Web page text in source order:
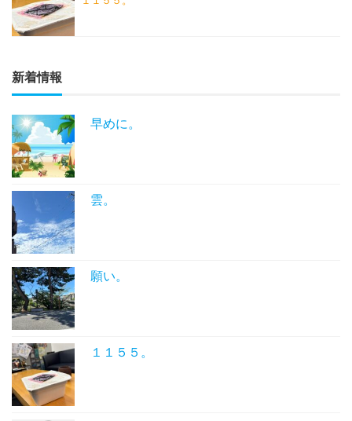
新着情報
早めに。
雲。
願い。
１１５５。